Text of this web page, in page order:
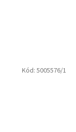
Kód: 5005576/1